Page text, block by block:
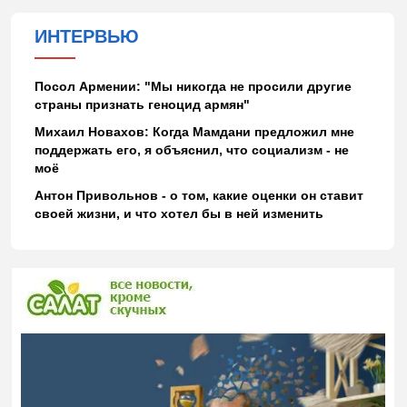
ИНТЕРВЬЮ
Посол Армении: "Мы никогда не просили другие
страны признать геноцид армян"
Михаил Новахов: Когда Мамдани предложил мне
поддержать его, я объяснил, что социализм - не
моё
Антон Привольнов - о том, какие оценки он ставит
своей жизни, и что хотел бы в ней изменить